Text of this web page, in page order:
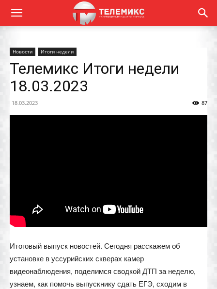
Новости Итоги недели
Телемикс Итоги недели
18.03.2023
18.03.2023 87
Итоговый выпуск новостей. Сегодня расскажем об
установке в уссурийских скверах камер
видеонаблюдения, поделимся сводкой ДТП за неделю,
узнаем, как помочь выпускнику сдать ЕГЭ, сходим в